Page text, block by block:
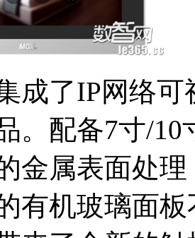
成了IP网络
。配备7寸/
金属表面处
有机玻璃面